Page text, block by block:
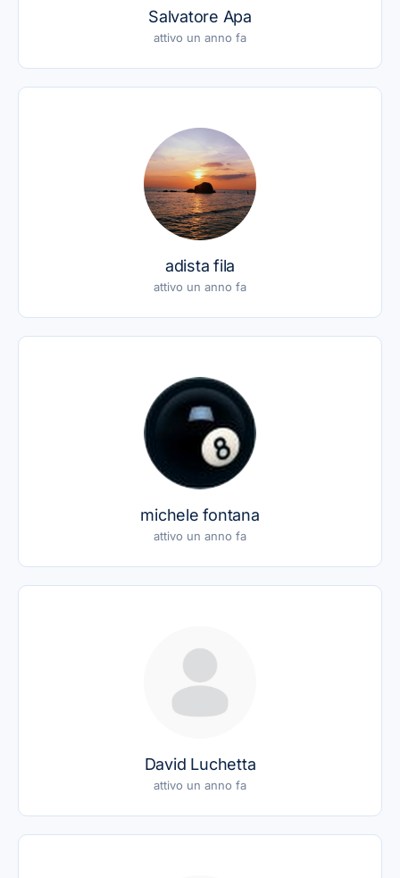
Salvatore Apa
attivo un anno fa
adista fila
attivo un anno fa
michele fontana
attivo un anno fa
David Luchetta
attivo un anno fa